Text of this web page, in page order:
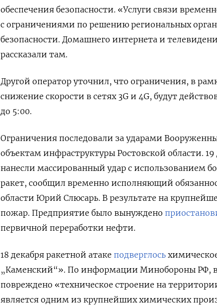
обеспечения безопасности. «Услуги связи
с ограничениями по решению региональных
безопасности. Домашнего интернета и
рассказали там.
Другой оператор уточнил, что ограничения, в
снижение скорости в сетях 3G и 4G, будут
до 5:00.
Ограничения последовали за ударами
объектам инфраструктуры Ростовской области.
нанесли массированный удар с использованием
ракет, сообщил временно исполняющий
области Юрий Слюсарь. В результате на
пожар. Предприятие было вынуждено
первичной переработки нефти.
18 декабря ракетной атаке подверглось
„Каменский“». По информации Минобороны РФ, в
повреждено «техническое строение на
является одним из крупнейших химических